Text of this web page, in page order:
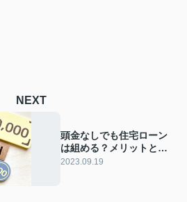
NEXT
頭金なしでも住宅ローン
は組める？メリットとデ
メリットを解説！
2023.09.19